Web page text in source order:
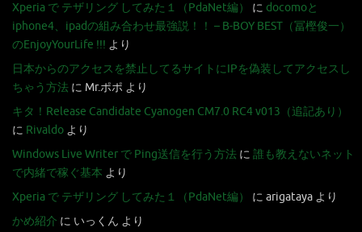
Xperia で テザリング してみた１（PdaNet編）
に docomoと
iphone4、ipadの組み合わせ最強説！！ – B-BOY BEST（冨樫俊一）
のEnjoyYourLife !!! より
日本からのアクセスを禁止してるサイトにIPを偽装してアクセスし
ちゃう方法 に Mr.ポポ より
キタ！Release Candidate Cyanogen CM7.0 RC4 v013（追記あり）
に Rivaldo より
Windows Live Writer で Ping送信を行う方法 に 誰も教えないネット
で内緒で稼ぐ基本 より
Xperia で テザリング してみた１（PdaNet編）
に arigataya より
かめ紹介 に いっくん より